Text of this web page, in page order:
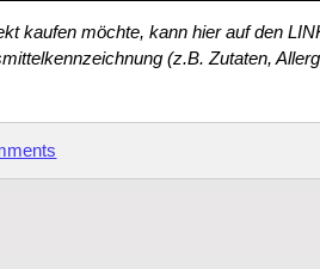
kaufen möchte, kann hier auf den
(z.B. Zutaten,